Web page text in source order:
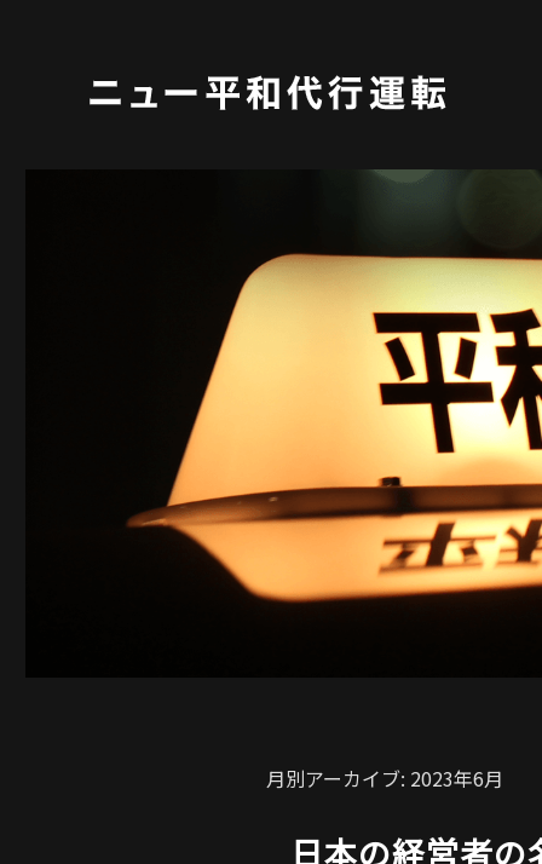
月別アーカイブ: 2023年6月
日本の経営者